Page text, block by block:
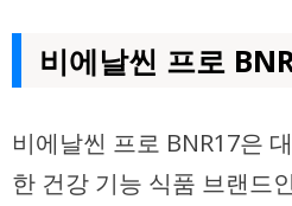
비에날씬 프로
비에날씬 프로 BNR17은
한 건강 기능 식품 브랜드